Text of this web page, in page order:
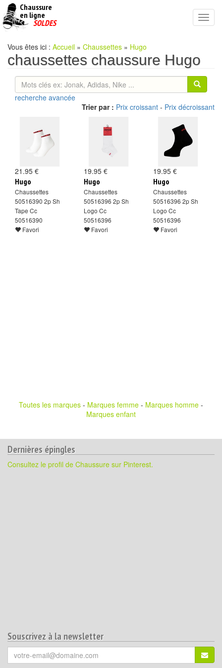
Chaussure
en ligne
pas
SOLDES
Vous êtes ici : Accueil » Chaussettes » Hugo
chaussettes chaussure Hugo
recherche avancée
Trier par : Prix croissant - Prix décroissant
21.95 €
Hugo
Chaussettes
50516390 2p Sh
Tape Cc
50516390
Favori
19.95 €
Hugo
Chaussettes
50516396 2p Sh
Logo Cc
50516396
Favori
19.95 €
Hugo
Chaussettes
50516396 2p Sh
Logo Cc
50516396
Favori
Toutes les marques - Marques femme - Marques homme -
Marques enfant
Dernières épingles
Consultez le profil de Chaussure sur Pinterest.
Souscrivez à la newsletter
Votre
email